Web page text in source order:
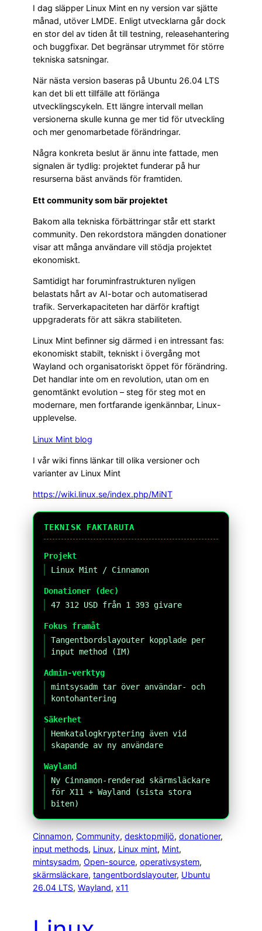
I dag släpper Linux Mint en ny version var sjätte
månad, utöver LMDE. Enligt utvecklarna går dock
en stor del av tiden åt till testning, releasehantering
och buggfixar. Det begränsar utrymmet för större
tekniska satsningar.
När nästa version baseras på Ubuntu 26.04 LTS
kan det bli ett tillfälle att förlänga
utvecklingscykeln. Ett längre intervall mellan
versionerna skulle kunna ge mer tid för utveckling
och mer genomarbetade förändringar.
Några konkreta beslut är ännu inte fattade, men
signalen är tydlig: projektet funderar på hur
resurserna bäst används för framtiden.
Ett community som bär projektet
Bakom alla tekniska förbättringar står ett starkt
community. Den rekordstora mängden donationer
visar att många användare vill stödja projektet
ekonomiskt.
Samtidigt har foruminfrastrukturen nyligen
belastats hårt av AI-botar och automatiserad
trafik. Serverkapaciteten har därför kraftigt
uppgraderats för att säkra stabiliteten.
Linux Mint befinner sig därmed i en intressant fas:
ekonomiskt stabilt, tekniskt i övergång mot
Wayland och organisatoriskt öppet för förändring.
Det handlar inte om en revolution, utan om en
genomtänkt evolution – steg för steg mot en
modernare, men fortfarande igenkännbar, Linux-
upplevelse.
Linux Mint blog
I vår wiki finns länkar till olika versioner och
varianter av Linux Mint
https://wiki.linux.se/index.php/MiNT
TEKNISK FAKTARUTA
Projekt
Linux Mint / Cinnamon
Donationer (dec)
47 312 USD från 1 393 givare
Fokus framåt
Tangentbordslayouter kopplade per
input method (IM)
Admin-verktyg
mintsysadm tar över användar- och
kontohantering
Säkerhet
Hemkatalogkryptering även vid
skapande av ny användare
Wayland
Ny Cinnamon-renderad skärmsläckare
för X11 + Wayland (sista stora
biten)
Cinnamon, Community, desktopmiljö, donationer
input methods, Linux, Linux mint, Mint
mintsysadm, Open-source, operativsystem
skärmsläckare, tangentbordslayouter, Ubuntu
26.04 LTS, Wayland, x11